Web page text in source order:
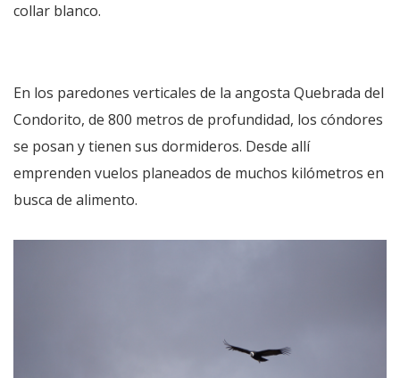
collar blanco.
En los paredones verticales de la angosta Quebrada del
Condorito, de 800 metros de profundidad, los cóndores
se posan y tienen sus dormideros. Desde allí
emprenden vuelos planeados de muchos kilómetros en
busca de alimento.